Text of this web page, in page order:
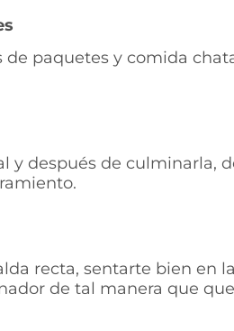
de paquetes y comida
y después de culminarla,
recta, sentarte bien en
de tal manera que